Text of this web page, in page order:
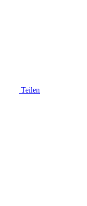
Teilen